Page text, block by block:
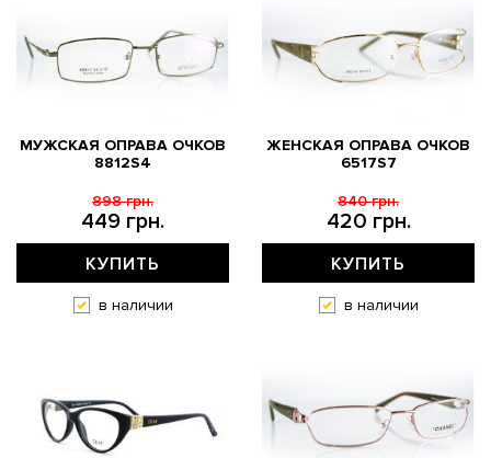
МУЖСКАЯ ОПРАВА ОЧКОВ
8812S4
449 грн.
898 грн.
КУПИТЬ
в наличии
ЖЕНСКАЯ ОПРАВА ОЧКОВ
6517S7
420 грн.
840 грн.
КУПИТЬ
в наличии